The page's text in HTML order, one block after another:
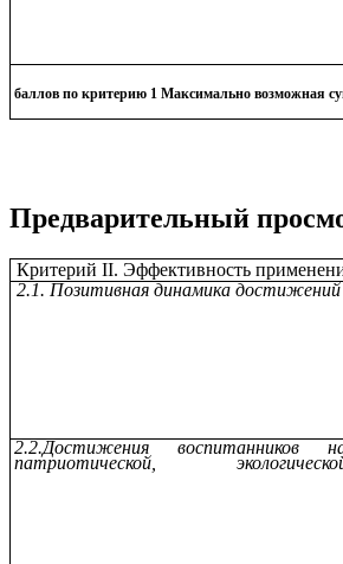
баллов по критерию 1
Предварительный
Критерий II. Эффективность
2.1. Позитивная динамика достижений
2.2.Достижения воспитанников
патриотической, экологической,